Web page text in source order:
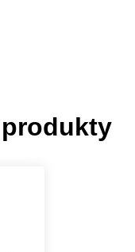
produkty